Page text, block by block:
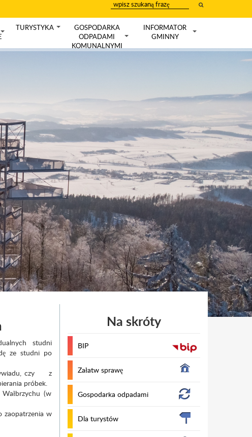
wpisz
szukany
tekst
TURYSTYKA
GOSPODARKA
ODPADAMI
KOMUNALNYMI
INFORMATOR
GMINNY
studni
ze studni po
czy z
próbek.
(w
zaopatrzenia w
Na skróty
BIP
Załatw sprawę
Gospodarka odpadami
Dla turystów